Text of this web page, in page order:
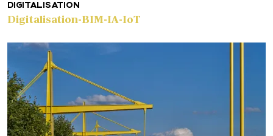
DIGITALISATION
Digitalisation-BIM-IA-IoT